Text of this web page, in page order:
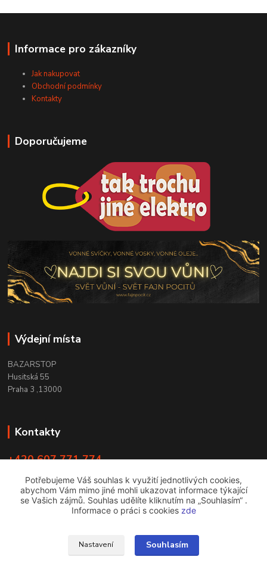
Informace pro zákazníky
Jak nakupovat
Obchodní podmínky
Kontakty
Doporučujeme
Výdejní místa
BAZARSTOP
Husitská 55
Praha 3 ,13000
Kontakty
+420 607 771 774
info@bazarstop.cz
Potřebujeme Váš souhlas k využití jednotlivých cookies,
abychom Vám mimo jiné mohli ukazovat informace týkající
se Vašich zájmů. Souhlas udělíte kliknutím na „Souhlasím“ .
Informace o práci s cookies zde
Nastavení Souhlasím